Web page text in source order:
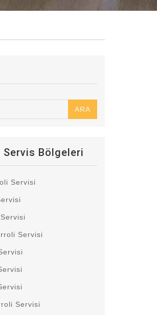
ARA
Bölgeleri
Servisi
Servisi
Servisi